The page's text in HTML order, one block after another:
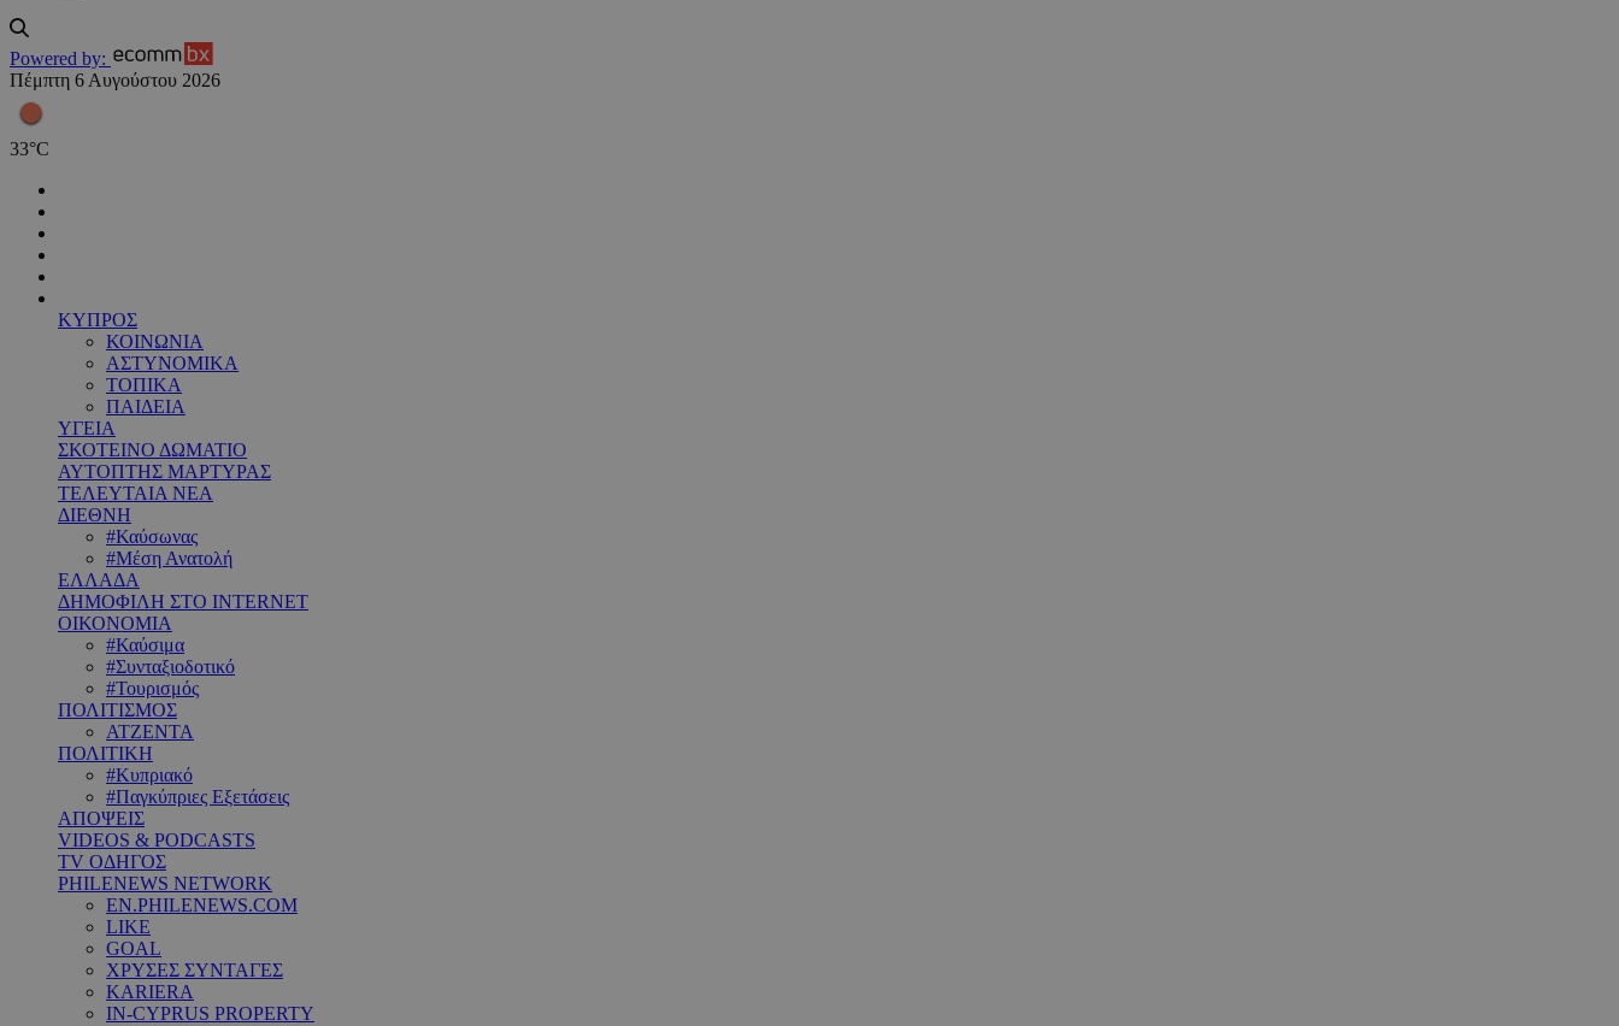
Powered by:
Πέμπτη 6 Αυγούστου 2026
33°C
ΚΥΠΡΟΣ
ΚΟΙΝΩΝΙΑ
ΑΣΤΥΝΟΜΙΚΑ
ΤΟΠΙΚΑ
ΠΑΙΔΕΙΑ
ΥΓΕΙΑ
ΣΚΟΤΕΙΝΟ ΔΩΜΑΤΙΟ
ΑΥΤΟΠΤΗΣ ΜΑΡΤΥΡΑΣ
ΤΕΛΕΥΤΑΙΑ ΝΕΑ
ΔΙΕΘΝΗ
#Καύσωνας
#Μέση Ανατολή
ΕΛΛΑΔΑ
ΔΗΜΟΦΙΛΗ ΣΤΟ INTERNET
ΟΙΚΟΝΟΜΙΑ
#Καύσιμα
#Συνταξιοδοτικό
#Τουρισμός
ΠΟΛΙΤΙΣΜΟΣ
ΑΤΖΕΝΤΑ
ΠΟΛΙΤΙΚΗ
#Κυπριακό
#Παγκύπριες Εξετάσεις
ΑΠΟΨΕΙΣ
VIDEOS & PODCASTS
TV ΟΔΗΓΟΣ
PHILENEWS NETWORK
EN.PHILENEWS.COM
LIKE
GOAL
ΧΡΥΣΕΣ ΣΥΝΤΑΓΕΣ
KARIERA
IN-CYPRUS PROPERTY